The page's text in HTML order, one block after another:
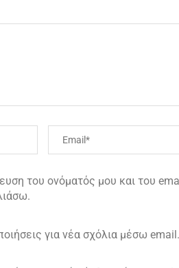
του ονόματός μου και του
για νέα σχόλια μέσω email.